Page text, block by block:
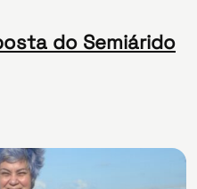
do Semiárido